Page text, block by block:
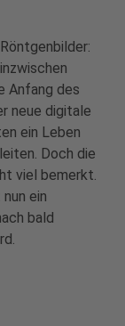
Anfang des
neue digitale
ein Leben
Doch die
viel bemerkt.
ein
bald